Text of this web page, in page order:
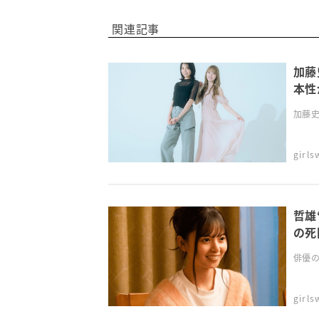
関連記事
加
本
加藤
哲
の
俳優